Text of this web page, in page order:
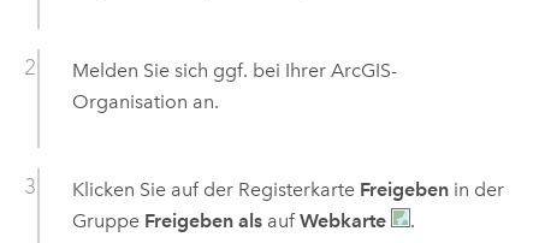
Melden Sie sich ggf. bei Ihrer ArcGIS-
Organisation an.
Klicken Sie auf der Registerkarte Freigebenin der
Gruppe Freigeben alsauf Webkarte .